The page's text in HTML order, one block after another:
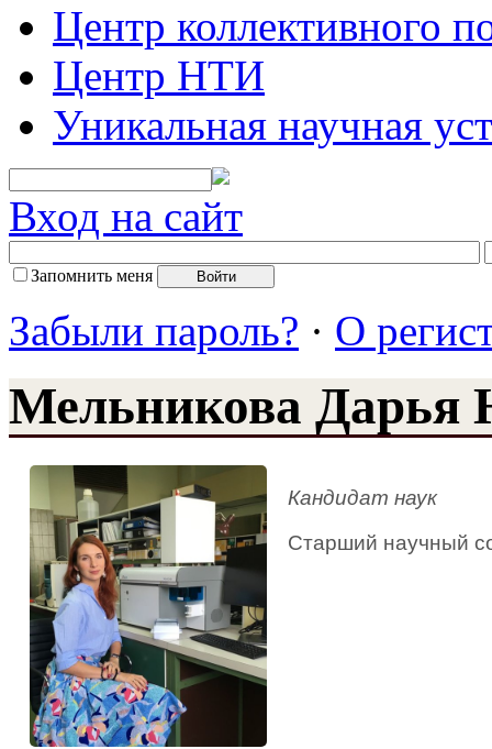
Центр коллективного
Центр НТИ
Уникальная научная
Вход на сайт
Запомнить меня
Забыли пароль? · О
Мельникова Дарья
Кандидат наук
Старший научный